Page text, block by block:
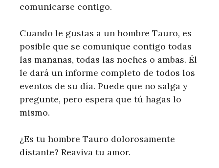
comunicarse contigo.
Cuando le gustas a un hombre Tauro, es
posible que se comunique contigo todas
las mañanas, todas las noches o ambas. Él
le dará un informe completo de todos los
eventos de su día. Puede que no salga y
pregunte, pero espera que tú hagas lo
mismo.
¿Es tu hombre Tauro dolorosamente
distante? Reaviva tu amor.